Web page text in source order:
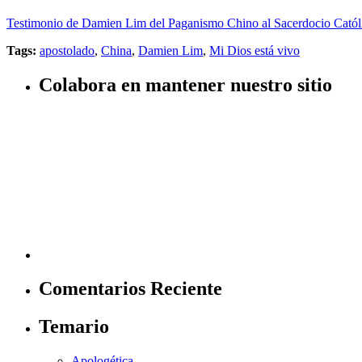
Testimonio de Damien Lim del Paganismo Chino al Sacerdocio
Tags: apostolado, China, Damien Lim, Mi Dios está vivo
Colabora en mantener nuestro sitio
Comentarios Reciente
Temario